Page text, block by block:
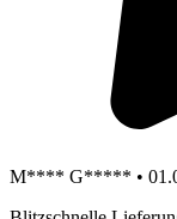
M**** G***** •